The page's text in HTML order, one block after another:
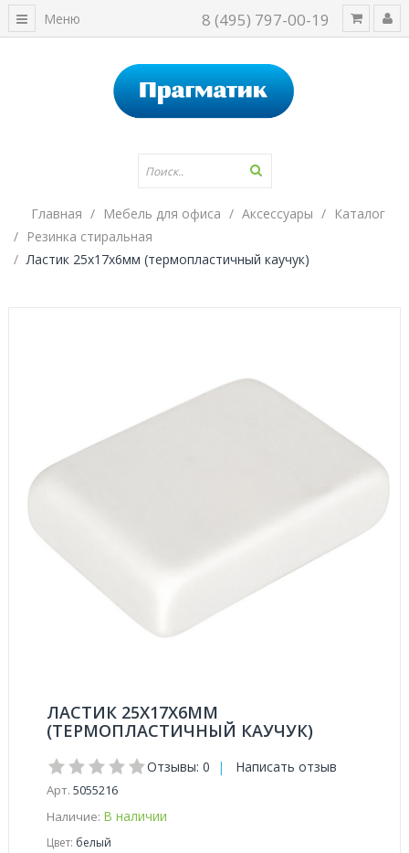
8 (495) 797-00-19
Меню
Главная Мебель для офиса Аксессуары
Каталог
Резинка стиральная
Ластик 25х17х6мм (термопластичный каучук)
ЛАСТИК 25Х17Х6ММ
(ТЕРМОПЛАСТИЧНЫЙ КАУЧУК)
Отзывы: 0 | Написать отзыв
Арт. 5055216
Наличие: В наличии
Цвет: белый